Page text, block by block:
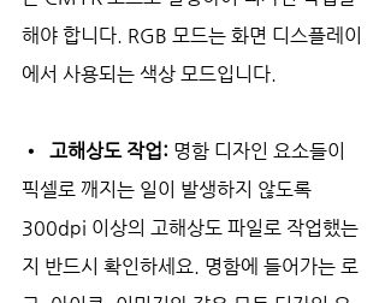
해야 합니다. RGB 모드는 화면 디스플레이
에서 사용되는 색상 모드입니다.
•  고해상도 작업: 명함 디자인 요소들이
픽셀로 깨지는 일이 발생하지 않도록
300dpi 이상의 고해상도 파일로 작업했는
지 반드시 확인하세요. 명함에 들어가는 로